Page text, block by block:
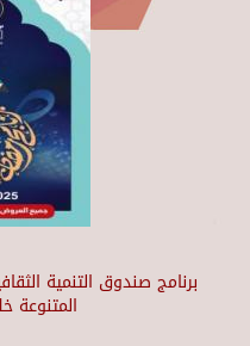
برنامج صندوق التنمية
المتنوعة